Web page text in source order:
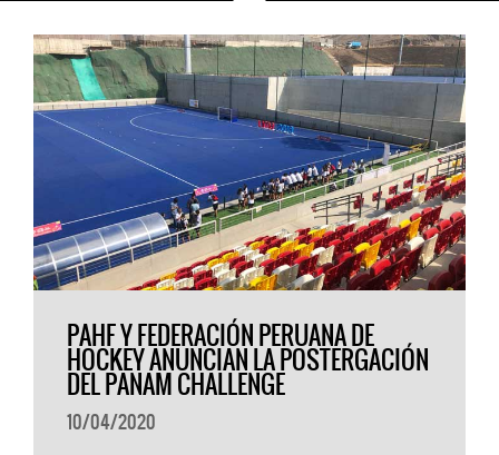
PAHF Y FEDERACIÓN PERUANA DE
HOCKEY ANUNCIAN LA POSTERGACIÓN
DEL PANAM CHALLENGE
10/04/2020